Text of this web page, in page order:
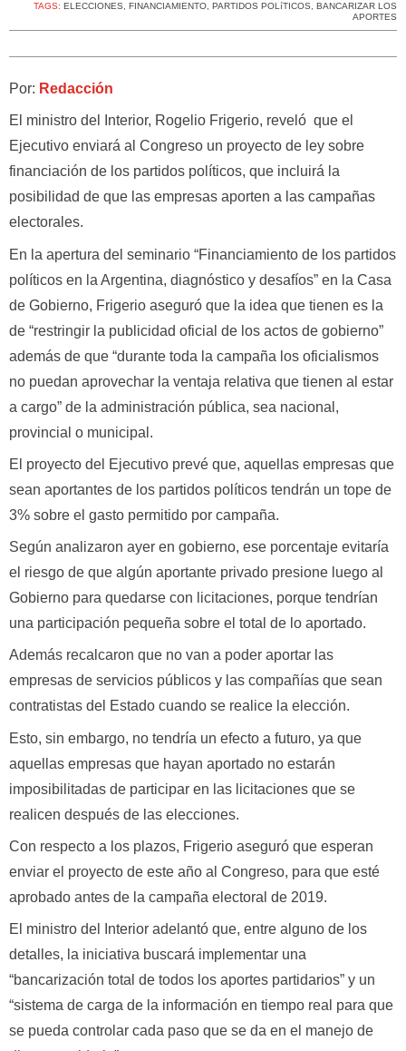
TAGS: ELECCIONES, FINANCIAMIENTO, PARTIDOS POLíTICOS, BANCARIZAR LOS
APORTES
Por: Redacción
El ministro del Interior, Rogelio Frigerio, reveló que el
Ejecutivo enviará al Congreso un proyecto de ley sobre
financiación de los partidos políticos, que incluirá la
posibilidad de que las empresas aporten a las campañas
electorales.
En la apertura del seminario “Financiamiento de los partidos
políticos en la Argentina, diagnóstico y desafíos” en la Casa
de Gobierno, Frigerio aseguró que la idea que tienen es la
de “restringir la publicidad oficial de los actos de gobierno”
además de que “durante toda la campaña los oficialismos
no puedan aprovechar la ventaja relativa que tienen al estar
a cargo” de la administración pública, sea nacional,
provincial o municipal.
El proyecto del Ejecutivo prevé que, aquellas empresas que
sean aportantes de los partidos políticos tendrán un tope de
3% sobre el gasto permitido por campaña.
Según analizaron ayer en gobierno, ese porcentaje evitaría
el riesgo de que algún aportante privado presione luego al
Gobierno para quedarse con licitaciones, porque tendrían
una participación pequeña sobre el total de lo aportado.
Además recalcaron que no van a poder aportar las
empresas de servicios públicos y las compañías que sean
contratistas del Estado cuando se realice la elección.
Esto, sin embargo, no tendría un efecto a futuro, ya que
aquellas empresas que hayan aportado no estarán
imposibilitadas de participar en las licitaciones que se
realicen después de las elecciones.
Con respecto a los plazos, Frigerio aseguró que esperan
enviar el proyecto de este año al Congreso, para que esté
aprobado antes de la campaña electoral de 2019.
El ministro del Interior adelantó que, entre alguno de los
detalles, la iniciativa buscará implementar una
“bancarización total de todos los aportes partidarios” y un
“sistema de carga de la información en tiempo real para que
se pueda controlar cada paso que se da en el manejo de